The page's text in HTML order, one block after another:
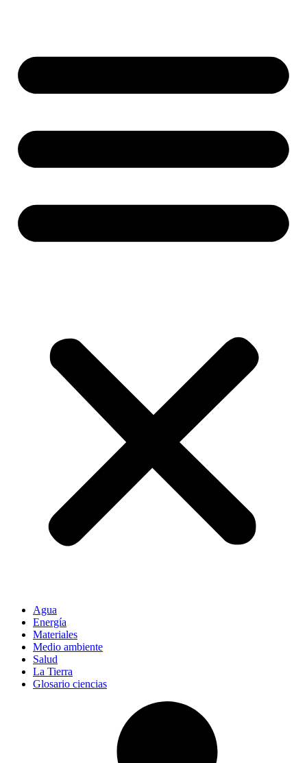
Agua
Energía
Materiales
Medio ambiente
Salud
La Tierra
Glosario ciencias